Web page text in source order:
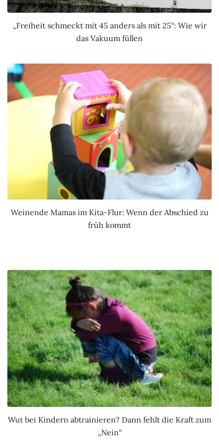
„Freiheit schmeckt mit 45 anders als mit 25“: Wie wir
das Vakuum füllen
Weinende Mamas im Kita-Flur: Wenn der Abschied zu
früh kommt
Wut bei Kindern abtrainieren? Dann fehlt die Kraft zum
„Nein“